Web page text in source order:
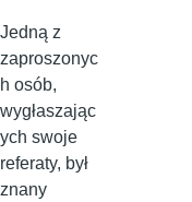
Jedną z
zaproszonyc
h osób,
wygłaszając
ych swoje
referaty, był
znany